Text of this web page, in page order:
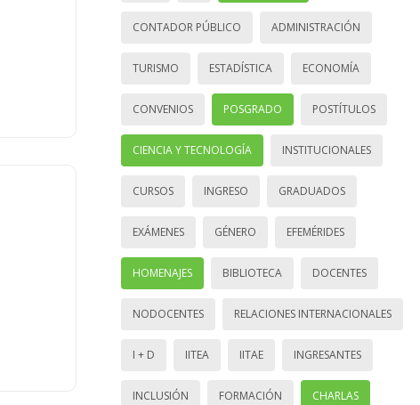
CONTADOR PÚBLICO ADMINISTRACIÓN
TURISMO ESTADÍSTICA ECONOMÍA
CONVENIOS POSGRADO POSTÍTULOS
CIENCIA Y TECNOLOGÍA INSTITUCIONALES
CURSOS INGRESO GRADUADOS
EXÁMENES GÉNERO EFEMÉRIDES
HOMENAJES BIBLIOTECA DOCENTES
NODOCENTES RELACIONES INTERNACIONALES
I + D IITEA IITAE INGRESANTES
INCLUSIÓN FORMACIÓN CHARLAS